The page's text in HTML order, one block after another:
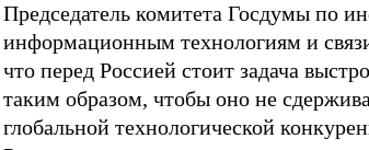
Председатель комитета Госдумы по
информационным технологиям и
что перед Россией стоит задача
таким образом, чтобы оно не
глобальной технологической